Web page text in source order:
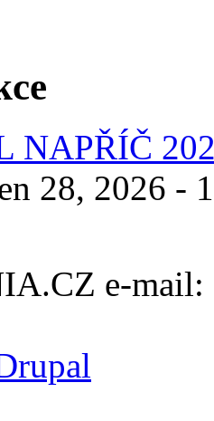
NAPŘÍČ
28, 2026 -
e-mail: